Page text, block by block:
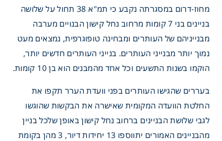
מחוז-דרום במסגרתה נקבע כי תמ"א 38 תחול על שלושה
בניינים בני 7 קומות מרחוב נחל קישון הבנויים מערבה
מבנייניהם של העותרים ומבחינה טופוגרפית, נמצאים מעט
נמוך יותר מבנייני העותרים. בנייני העותרים חדשים יותר,
הוקמו בשנות התשעים וכל אחד מהמבנים הוא בן 10 קומות.
בעררים שהגישו העותרים בפני וועדת הערר תקפו את
החלטת הוועדה המקומית שאישרה את הבקשות שהוגשו
לגבי שלושת הבניינים ברחוב נחל קישון באופן שלכל בניין
מהבניינים האמורים יתווספו 13 יחידות דיור, 3 מהן בקומת